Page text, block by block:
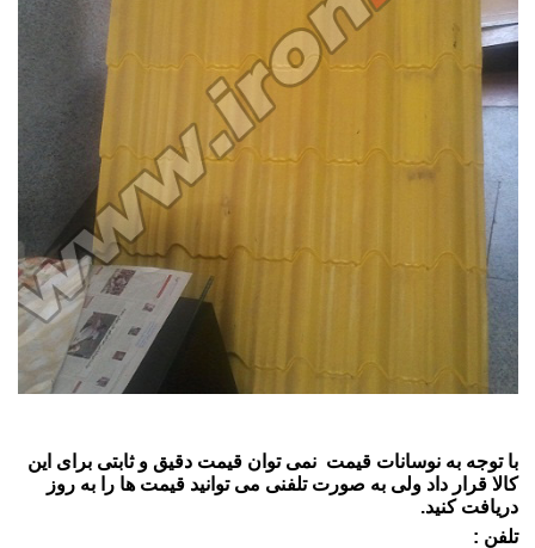
با توجه به نوسانات قیمت نمی توان قیمت دقیق و ثابتی برای این
کالا قرار داد ولی به صورت تلفنی می توانید قیمت ها را به روز
دریافت کنید.
تلفن :